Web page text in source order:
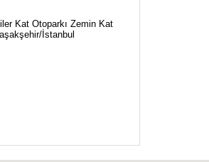
Kat Otoparkı Zemin Kat
İstanbul